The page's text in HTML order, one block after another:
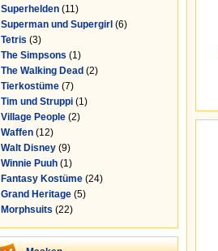
Superhelden (11)
Superman und Supergirl (6)
Tetris (3)
The Simpsons (1)
The Walking Dead (2)
Tierkostüme (7)
Tim und Struppi (1)
Village People (2)
Waffen (12)
Walt Disney (9)
Winnie Puuh (1)
Fantasy Kostüme (24)
Grand Heritage (5)
Morphsuits (22)